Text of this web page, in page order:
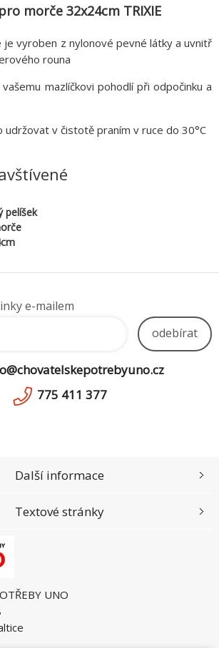
morče 32x24cm TRIXIE
je vyroben z nylonové pevné látky a uvnitř
rouna
mazlíčkovi pohodlí při odpočinku a
udržovat v čistotě praním v ruce do 30°C
pelíšek
e-mailem
odebírat
775 411 377
UNO
Další informace
Textové stránky